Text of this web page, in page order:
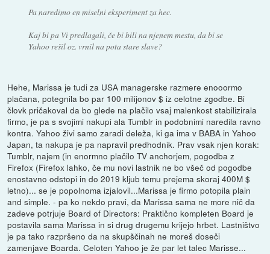
Pa naredimo en miselni eksperiment za hec.
Kaj bi pa Vi predlagali, če bi bili na njenem mestu, da bi se
Yahoo rešil oz. vrnil na pota stare slave?
Hehe, Marissa je tudi za USA managerske razmere enooormo
plačana, potegnila bo par 100 milijonov $ iz celotne zgodbe. Bi
človk pričakoval da bo glede na plačilo vsaj malenkost stabilizirala
firmo, je pa s svojimi nakupi ala Tumblr in podobnimi naredila ravno
kontra. Yahoo živi samo zaradi deleža, ki ga ima v BABA in Yahoo
Japan, ta nakupa je pa napravil predhodnik. Prav vsak njen korak:
Tumblr, najem (in enormno plačilo TV anchorjem, pogodba z
Firefox (Firefox lahko, če mu novi lastnik ne bo všeč od pogodbe
enostavno odstopi in do 2019 kljub temu prejema skoraj 400M $
letno)... se je popolnoma izjalovil...Marissa je firmo potopila plain
and simple. - pa ko nekdo pravi, da Marissa sama ne more nič da
zadeve potrjuje Board of Directors: Praktično kompleten Board je
postavila sama Marissa in si drug drugemu krijejo hrbet. Lastništvo
je pa tako razpršeno da na skupščinah ne moreš doseči
zamenjave Boarda. Celoten Yahoo je že par let talec Marisse...